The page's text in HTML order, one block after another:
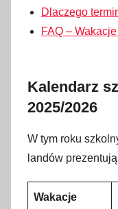
Dlaczego
FAQ –
Kalendarz
2025/2026
W tym roku
landów
Wakacje